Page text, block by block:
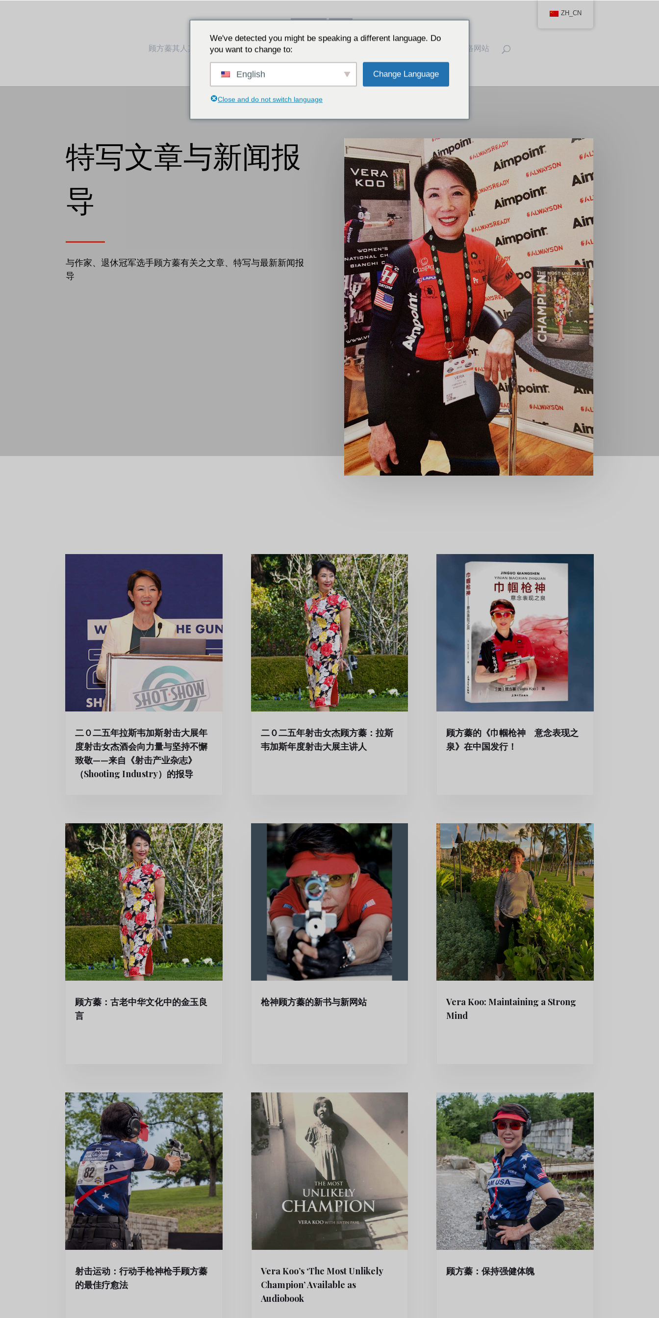
顾方蓁其人其事 书评 视频 联络网站
特写文章与新闻报
导
与作家、退休冠军选手顾方蓁有关之文章、特写与最新新闻报
导
二０二五年拉斯韦加斯射击大展年
度射击女杰酒会向力量与坚持不懈
致敬——来自《射击产业杂志》
（Shooting Industry）的报导
顾方蓁：古老中华文化中的金玉良
言
射击运动：行动手枪神枪手顾方蓁
的最佳疗愈法
二０二五年射击女杰顾方蓁：拉斯
韦加斯年度射击大展主讲人
枪神顾方蓁的新书与新网站
Vera Koo’s ‘The Most Unlikely
Champion’ Available as
Audiobook
顾方蓁的《巾帼枪神 意念表现之
泉》在中国发行！
Vera Koo: Maintaining a Strong
Mind
顾方蓁：保持强健体魄
ZH_CN
We've detected you might be speaking a different language. Do
you want to change to:
English Change Language
Close and do not switch language